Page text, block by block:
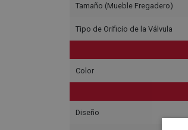
Tamaño (Mueble Fregadero)
Tipo de Orificio de la Válvula
Color
Diseño